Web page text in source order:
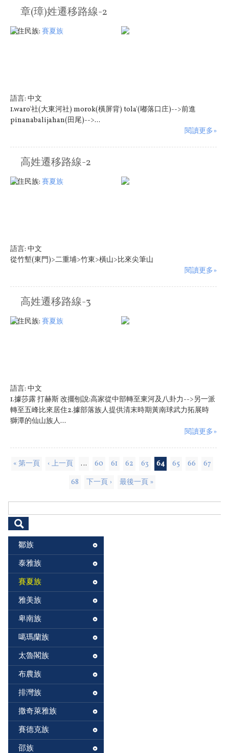
章(璋)姓遷移路線-2
原住民族: 賽夏族
語言: 中文
1.waro'社(大東河社) morok(橫屏背) tola'(嘟落口庄)-->前進
pinanabalijahan(田尾)-->...
閱讀更多»
高姓遷移路線-2
原住民族: 賽夏族
語言: 中文
從竹塹(東門)>二重埔>竹東>橫山>比來尖筆山
閱讀更多»
高姓遷移路線-3
原住民族: 賽夏族
語言: 中文
1.據莎露 打赫斯 改擺刨說:高家從中部轉至東河及八卦力-->另一派
轉至五峰比來居住2.據部落族人提供清末時期黃南球武力拓展時
獅潭的仙山族人...
閱讀更多»
頁面
« 第一頁 ‹ 上一頁 … 60 61 62 63 64 65 66
67
68
下一頁 › 最後一頁 »
搜尋表單
鄒族
泰雅族
賽夏族
雅美族
卑南族
噶瑪蘭族
太魯閣族
布農族
排灣族
撒奇萊雅族
賽德克族
邵族